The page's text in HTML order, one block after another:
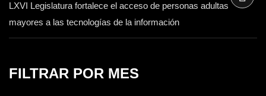
LXVI Legislatura fortalece el acceso de personas adultas
mayores a las tecnologías de la información
FILTRAR POR MES